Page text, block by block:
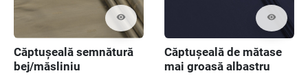
visibility
Căptușeală semnătură
bej/măsliniu
visibility
Căptușeală de mătase
mai groasă albastru